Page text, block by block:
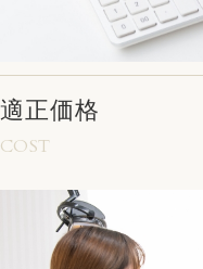
適正価格
COST